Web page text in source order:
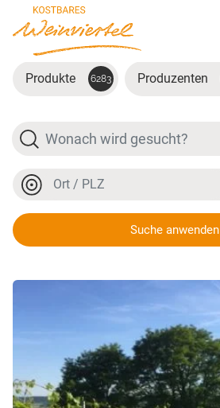
Zum Hauptinhalt springen
Produkte 6283 Produzenten
Suche
Ort oder PLZ
Suche anwenden
Weinbau Pamperl